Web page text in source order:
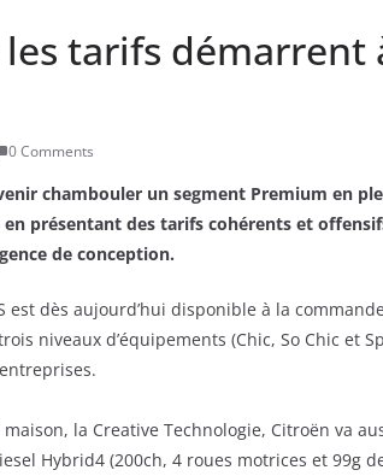
les tarifs démarrent
0 Comments
chambouler un segment Premium en
en présentant des tarifs cohérents et
de conception.
est dès aujourd’hui disponible à la
niveaux d’équipements (Chic, So Chic et
la Creative Technologie, Citroën va
Hybrid4 (200ch, 4 roues motrices et 99g